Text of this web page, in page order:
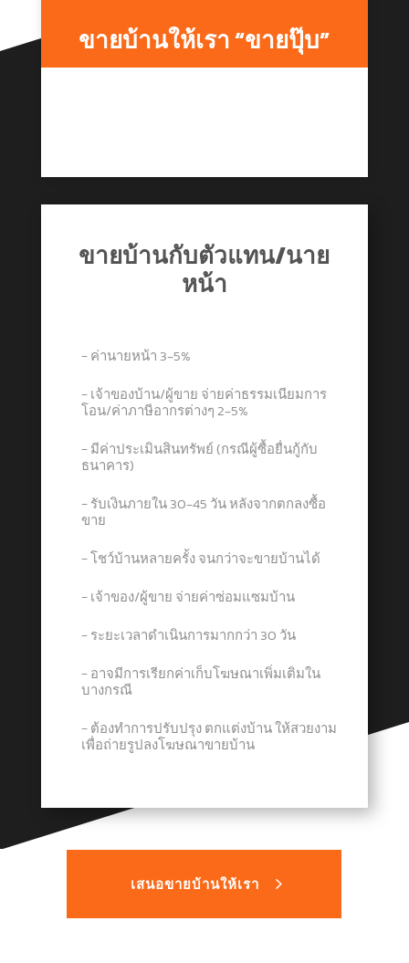
ขายบ้านให้เรา “ขายปุ๊บ”
ขายบ้านกับตัวแทน/นาย
หน้า
− ค่านายหน้า 3-5%
− เจ้าของบ้าน/ผู้ขาย จ่ายค่าธรรมเนียมการ
โอน/ค่าภาษีอากรต่างๆ 2-5%
− มีค่าประเมินสินทรัพย์ (กรณีผู้ซื้อยื่นกู้กับ
ธนาคาร)
− รับเงินภายใน 30-45 วัน หลังจากตกลงซื้อ
ขาย
− โชว์บ้านหลายครั้ง จนกว่าจะขายบ้านได้
− เจ้าของ/ผู้ขาย จ่ายค่าซ่อมแซมบ้าน
− ระยะเวลาดำเนินการมากกว่า 30 วัน
− อาจมีการเรียกค่าเก็บโฆษณาเพิ่มเติมใน
บางกรณี
− ต้องทำการปรับปรุง ตกแต่งบ้าน ให้สวยงาม
เพื่อถ่ายรูปลงโฆษณาขายบ้าน
เสนอขายบ้านให้เรา